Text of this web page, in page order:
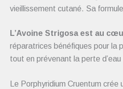
vieillissement cutané. Sa
L’Avoine Strigosa est au
réparatrices bénéfiques pour la
tout en prévenant la perte
Le Porphyridium Cruentum